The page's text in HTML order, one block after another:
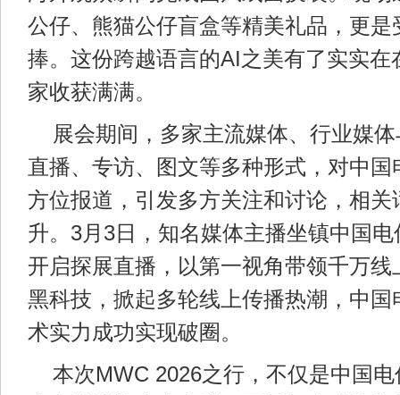
公仔、熊猫公仔盲盒等精美礼品，更是
捧。这份跨越语言的AI之美有了实实在
家收获满满。
展会期间，多家主流媒体、行业媒
直播、专访、图文等多种形式，对中
方位报道，引发多方关注和讨论，相关
升。3月3日，知名媒体主播坐镇中国
开启探展直播，以第一视角带领千万
黑科技，掀起多轮线上传播热潮，中
术实力成功实现破圈。
本次MWC 2026之行，不仅是中国